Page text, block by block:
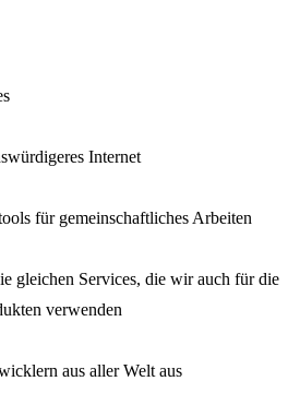
Internet
für gemeinschaftliches Arbeiten
gleichen Services, die wir auch für die
verwenden
aus aller Welt aus